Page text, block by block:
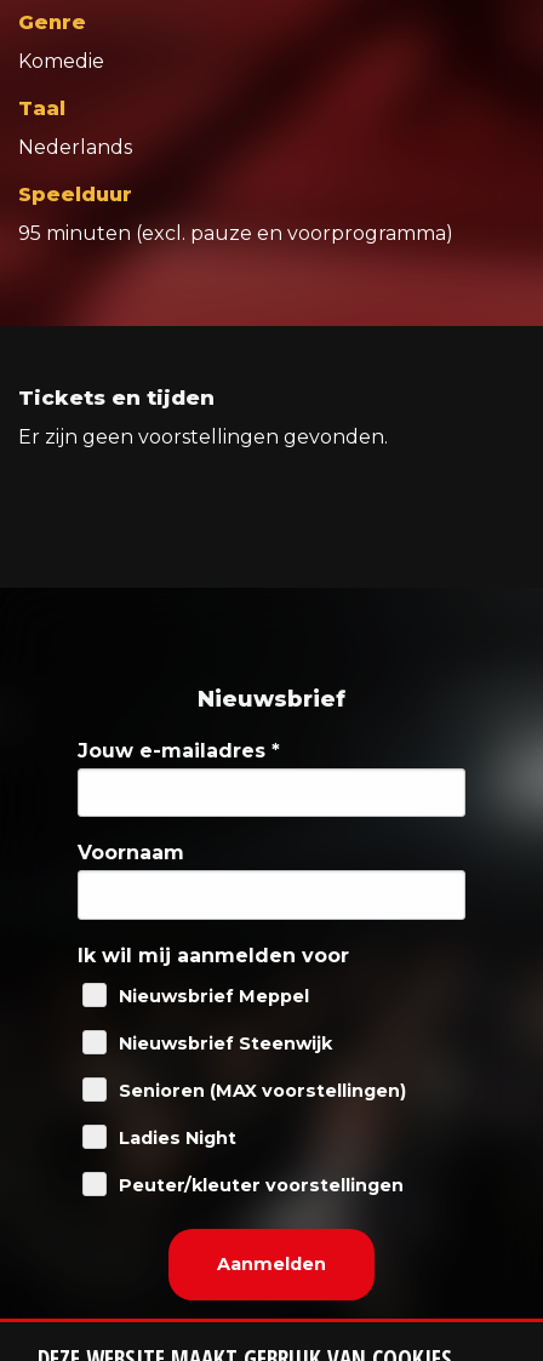
Genre
Komedie
Taal
Nederlands
Speelduur
95 minuten (excl. pauze en voorprogramma)
Tickets en tijden
Er zijn geen voorstellingen gevonden.
Nieuwsbrief
Jouw e-mailadres *
Voornaam
Ik wil mij aanmelden voor
Nieuwsbrief Meppel
Nieuwsbrief Steenwijk
Senioren (MAX voorstellingen)
Ladies Night
Peuter/kleuter voorstellingen